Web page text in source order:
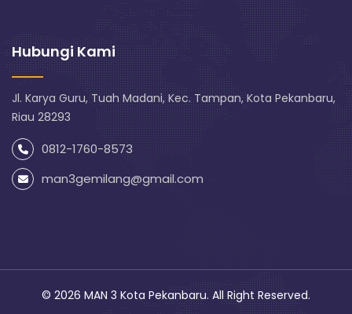
Hubungi Kami
Jl. Karya Guru, Tuah Madani, Kec. Tampan, Kota Pekanbaru,
Riau 28293
0812-1760-8573
man3gemilang@gmail.com
© 2026 MAN 3 Kota Pekanbaru. All Right Reserved.